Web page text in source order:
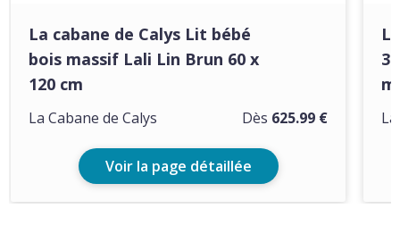
La cabane de Calys Lit bébé
bois massif Lali Lin Brun 60 x
120 cm
Dès 625.99 €
La Cabane de Calys
Voir la page détaillée
3